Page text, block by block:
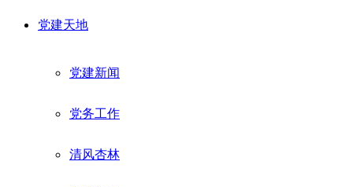
党建天地
党建新闻
党务工作
清风杏林